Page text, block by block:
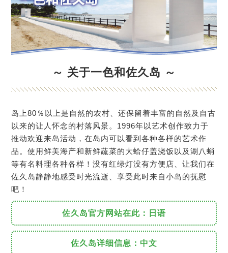
～ 关于一色和佐久岛 ～
岛上80％以上是自然的农村、还保留着丰富的自然及自古
以来的让人怀念的村落风景。1996年以艺术创作致力于
推动欢迎来岛活动，在岛内可以看到各种各样的艺术作
品。使用鲜美海产和新鲜蔬菜的大蛤仔盖浇饭以及涮八蛸
等有名料理各种各样！没有红绿灯没有方便店、让我们在
佐久岛静静地感受时光流逝、享受此时来自小岛的抚慰
吧！
佐久岛官方网站在此：日语
佐久岛详细信息：中文